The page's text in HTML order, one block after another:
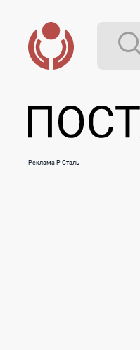
Реклама Р-Сталь